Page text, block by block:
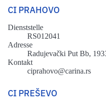
CI PRAHOVO
Dienststelle
RS012041
Adresse
Radujevački Put Bb,
Kontakt
ciprahovo@carina.rs
CI PREŠEVO